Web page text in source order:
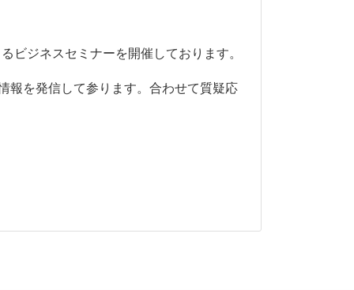
ビジネスセミナーを開催しております。
報を発信して参ります。合わせて質疑応